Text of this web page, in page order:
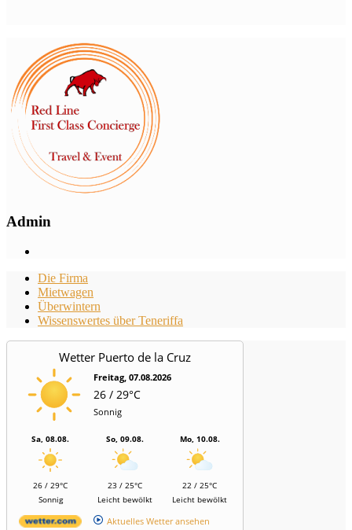
Admin
Die Firma
Mietwagen
Überwintern
Wissenswertes über Teneriffa
Wetter Puerto de la Cruz
Freitag, 07.08.2026
26 / 29°C
Sonnig
Sa, 08.08.
26 / 29°C
Sonnig
So, 09.08.
23 / 25°C
Leicht bewölkt
Mo, 10.08.
22 / 25°C
Leicht bewölkt
Aktuelles Wetter ansehen